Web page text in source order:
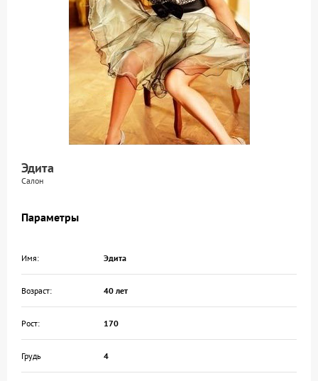
Эдита
Салон
Параметры
Имя: Эдита
Возраст: 40 лет
Рост: 170
Грудь 4